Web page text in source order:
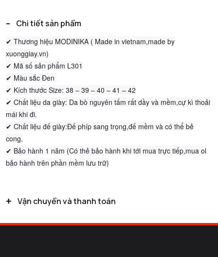
- Chi tiết sản phẩm
✔ Thương hiệu MODINIKA ( Made in vietnam,made by
xuonggiay.vn)
✔ Mã số sản phẩm L301
✔ Màu sắc Đen
✔ Kích thước Size: 38 – 39 – 40 – 41 – 42
✔ Chất liệu da giày: Da bò nguyên tấm rất dầy và mềm,cự kì thoải
mái khi đi.
✔ Chất liệu đế giày:Đế phíp sang trọng,đế mềm và có thể bẻ
cong.
✔ Bảo hành 1 năm (Có thẻ bảo hành khi tới mua trực tiếp,mua ol
bảo hành trên phần mềm lưu trữ)
+ Vận chuyển và thanh toán